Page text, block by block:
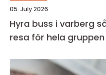
05. July 2026
Hyra buss i varberg så planerar du en smidig
resa för hela gruppen